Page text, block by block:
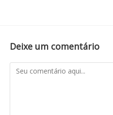
Deixe um comentário